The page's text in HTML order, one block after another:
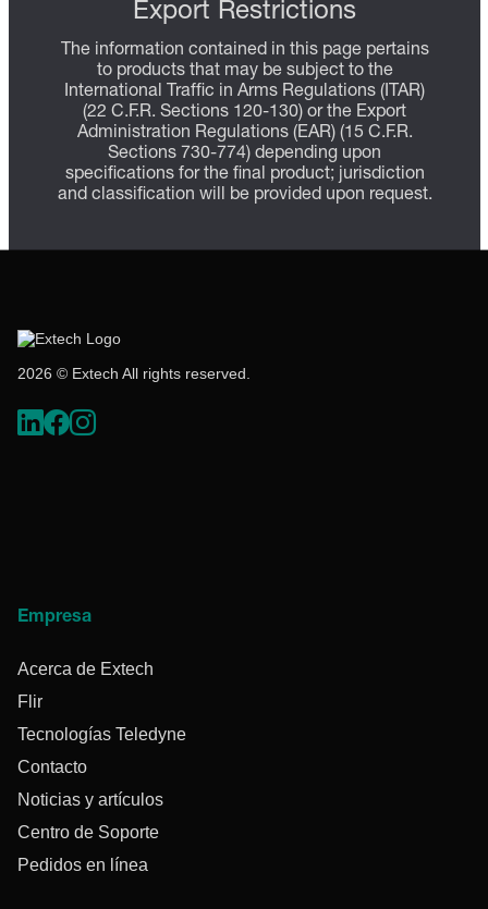
Export Restrictions
The information contained in this page pertains
to products that may be subject to the
International Traffic in Arms Regulations (ITAR)
(22 C.F.R. Sections 120-130) or the Export
Administration Regulations (EAR) (15 C.F.R.
Sections 730-774) depending upon
specifications for the final product; jurisdiction
and classification will be provided upon request.
2026 © Extech All rights reserved.
Empresa
Acerca de Extech
Flir
Tecnologías Teledyne
Contacto
Noticias y artículos
Centro de Soporte
Pedidos en línea